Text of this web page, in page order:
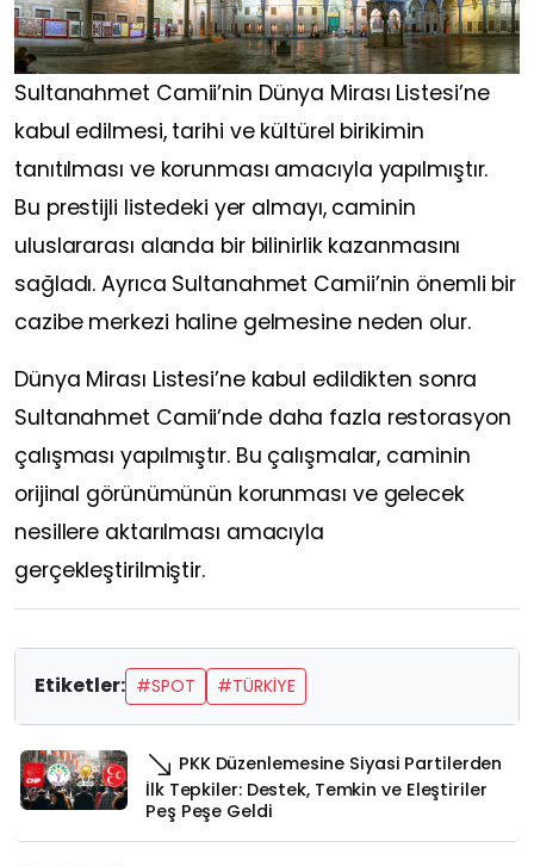
Sultanahmet Camii’nin Dünya Mirası Listesi’ne
kabul edilmesi, tarihi ve kültürel birikimin
tanıtılması ve korunması amacıyla yapılmıştır.
Bu prestijli listedeki yer almayı, caminin
uluslararası alanda bir bilinirlik kazanmasını
sağladı. Ayrıca Sultanahmet Camii’nin önemli bir
cazibe merkezi haline gelmesine neden olur.
Dünya Mirası Listesi’ne kabul edildikten sonra
Sultanahmet Camii’nde daha fazla restorasyon
çalışması yapılmıştır. Bu çalışmalar, caminin
orijinal görünümünün korunması ve gelecek
nesillere aktarılması amacıyla
gerçekleştirilmiştir.
Etiketler: #SPOT #TÜRKIYE
PKK Düzenlemesine Siyasi Partilerden
İlk Tepkiler: Destek, Temkin ve Eleştiriler
Peş Peşe Geldi